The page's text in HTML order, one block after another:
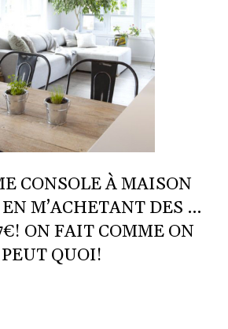
CONSOLE À MAISON
M’ACHETANT DES …
ON FAIT COMME ON
PEUT QUOI!